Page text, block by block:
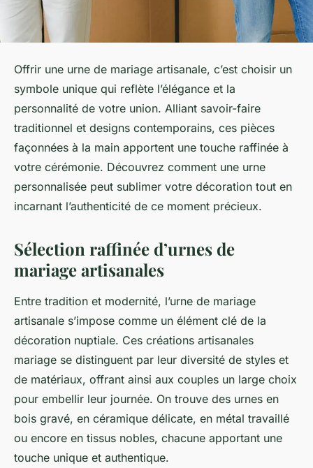
Offrir une urne de mariage artisanale, c’est choisir un
symbole unique qui reflète l’élégance et la
personnalité de votre union. Alliant savoir-faire
traditionnel et designs contemporains, ces pièces
façonnées à la main apportent une touche raffinée à
votre cérémonie. Découvrez comment une urne
personnalisée peut sublimer votre décoration tout en
incarnant l’authenticité de ce moment précieux.
Sélection raffinée d’urnes de
mariage artisanales
Entre tradition et modernité, l’urne de mariage
artisanale s’impose comme un élément clé de la
décoration nuptiale. Ces créations artisanales
mariage se distinguent par leur diversité de styles et
de matériaux, offrant ainsi aux couples un large choix
pour embellir leur journée. On trouve des urnes en
bois gravé, en céramique délicate, en métal travaillé
ou encore en tissus nobles, chacune apportant une
touche unique et authentique.